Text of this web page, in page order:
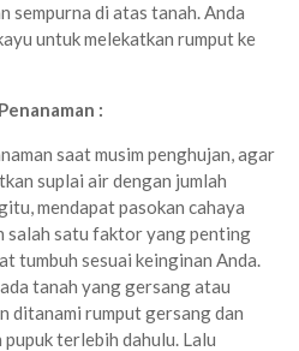
sempurna di atas tanah. Anda
untuk melekatkan rumput ke
:
saat musim penghujan, agar
suplai air dengan jumlah
mendapat pasokan cahaya
salah satu faktor yang penting
tumbuh sesuai keinginan Anda.
tanah yang gersang atau
ditanami rumput gersang dan
terlebih dahulu. Lalu